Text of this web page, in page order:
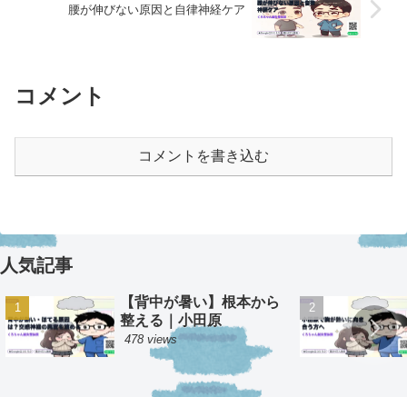
腰が伸びない原因と自律神経ケア
コメント
コメントを書き込む
人気記事
【背中が暑い】根本から
整える｜小田原
478 views